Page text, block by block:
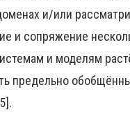
и/или
и сопряжение
и моделям
предельно